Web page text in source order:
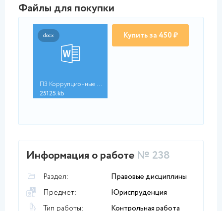
Файлы для покупки
docx
ПЗ Коррупционные пре...
25125.kb
Купить за 450 ₽
Информация о работе № 238
Раздел:
Правовые дисциплины
Предмет:
Юриспруденция
Тип работы:
Контрольная работа